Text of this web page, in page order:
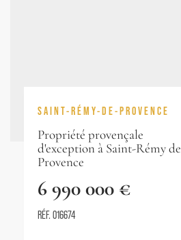
SAINT-RÉMY-DE-PROVENCE
Propriété provençale
d'exception à Saint-Rémy de
Provence
6 990 000 €
RÉF. 016674